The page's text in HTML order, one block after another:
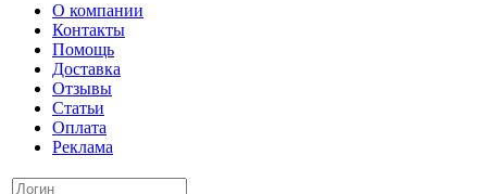
О компании
Контакты
Помощь
Доставка
Отзывы
Статьи
Оплата
Реклама